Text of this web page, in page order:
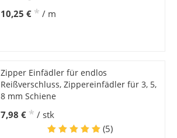
10,25 € * / m
Zipper Einfädler für endlos
Reißverschluss, Zippereinfädler für 3, 5,
8 mm Schiene
7,98 € * / stk
(5)